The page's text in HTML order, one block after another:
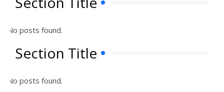
No posts found.
Section Title
No posts found.